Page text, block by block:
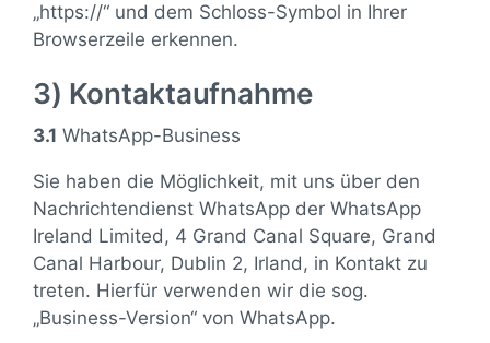
„https://“ und dem Schloss-Symbol in Ihrer
Browserzeile erkennen.
3) Kontaktaufnahme
3.1 WhatsApp-Business
Sie haben die Möglichkeit, mit uns über den
Nachrichtendienst WhatsApp der WhatsApp
Ireland Limited, 4 Grand Canal Square, Grand
Canal Harbour, Dublin 2, Irland, in Kontakt zu
treten. Hierfür verwenden wir die sog.
„Business-Version“ von WhatsApp.